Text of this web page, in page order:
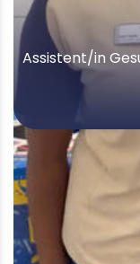
Assistent/in